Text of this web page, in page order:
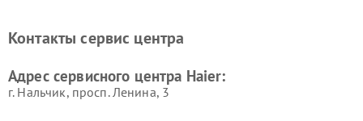
Ремонт роботов-пылесосов
Ремонт посудомоечных
Контакты сервис центра
Адрес сервисного центра Haier:
г. Нальчик, просп. Ленина, 3